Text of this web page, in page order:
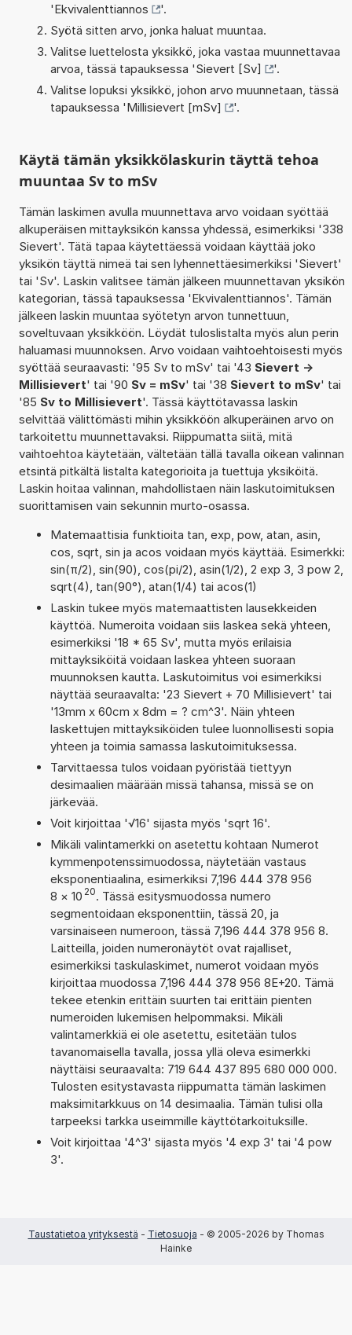
'Ekvivalenttiannos
'.
Syötä sitten arvo, jonka haluat muuntaa.
Valitse luettelosta yksikkö, joka vastaa muunnettavaa
arvoa, tässä tapauksessa 'Sievert [Sv]
'.
Valitse lopuksi yksikkö, johon arvo muunnetaan, tässä
tapauksessa 'Millisievert [mSv] '.
Käytä tämän yksikkölaskurin täyttä tehoa
muuntaa Sv to mSv
Tämän laskimen avulla muunnettava arvo voidaan syöttää
alkuperäisen mittayksikön kanssa yhdessä, esimerkiksi '338
Sievert'. Tätä tapaa käytettäessä voidaan käyttää joko
yksikön täyttä nimeä tai sen lyhennettäesimerkiksi 'Sievert'
tai 'Sv'. Laskin valitsee tämän jälkeen muunnettavan yksikön
kategorian, tässä tapauksessa 'Ekvivalenttiannos'. Tämän
jälkeen laskin muuntaa syötetyn arvon tunnettuun,
soveltuvaan yksikköön. Löydät tuloslistalta myös alun perin
haluamasi muunnoksen. Arvo voidaan vaihtoehtoisesti myös
syöttää seuraavasti: '95 Sv to mSv' tai '43 Sievert ->
Millisievert' tai '90 Sv = mSv' tai '38 Sievert to mSv' tai
'85 Sv to Millisievert'. Tässä käyttötavassa laskin
selvittää välittömästi mihin yksikköön alkuperäinen arvo on
tarkoitettu muunnettavaksi. Riippumatta siitä, mitä
vaihtoehtoa käytetään, vältetään tällä tavalla oikean valinnan
etsintä pitkältä listalta kategorioita ja tuettuja yksiköitä.
Laskin hoitaa valinnan, mahdollistaen näin laskutoimituksen
suorittamisen vain sekunnin murto-osassa.
Matemaattisia funktioita tan, exp, pow, atan, asin,
cos, sqrt, sin ja acos voidaan myös käyttää. Esimerkki:
sin(π/2), sin(90), cos(pi/2), asin(1/2), 2 exp 3, 3 pow 2,
sqrt(4), tan(90°), atan(1/4) tai acos(1)
Laskin tukee myös matemaattisten lausekkeiden
käyttöä. Numeroita voidaan siis laskea sekä yhteen,
esimerkiksi '18 * 65 Sv', mutta myös erilaisia
mittayksiköitä voidaan laskea yhteen suoraan
muunnoksen kautta. Laskutoimitus voi esimerkiksi
näyttää seuraavalta: '23 Sievert + 70 Millisievert' tai
'13mm x 60cm x 8dm = ? cm^3'. Näin yhteen
laskettujen mittayksiköiden tulee luonnollisesti sopia
yhteen ja toimia samassa laskutoimituksessa.
Tarvittaessa tulos voidaan pyöristää tiettyyn
desimaalien määrään missä tahansa, missä se on
järkevää.
Voit kirjoittaa '√16' sijasta myös 'sqrt 16'.
Mikäli valintamerkki on asetettu kohtaan Numerot
kymmenpotenssimuodossa, näytetään vastaus
eksponentiaalina, esimerkiksi 7,196 444 378 956
8 × 10 20. Tässä esitysmuodossa numero
segmentoidaan eksponenttiin, tässä 20, ja
varsinaiseen numeroon, tässä 7,196 444 378 956 8.
Laitteilla, joiden numeronäytöt ovat rajalliset,
esimerkiksi taskulaskimet, numerot voidaan myös
kirjoittaa muodossa 7,196 444 378 956 8E+20. Tämä
tekee etenkin erittäin suurten tai erittäin pienten
numeroiden lukemisen helpommaksi. Mikäli
valintamerkkiä ei ole asetettu, esitetään tulos
tavanomaisella tavalla, jossa yllä oleva esimerkki
näyttäisi seuraavalta: 719 644 437 895 680 000 000.
Tulosten esitystavasta riippumatta tämän laskimen
maksimitarkkuus on 14 desimaalia. Tämän tulisi olla
tarpeeksi tarkka useimmille käyttötarkoituksille.
Voit kirjoittaa '4^3' sijasta myös '4 exp 3' tai '4 pow
3'.
Taustatietoa yrityksestä - Tietosuoja - © 2005-2026 by Thomas
Hainke